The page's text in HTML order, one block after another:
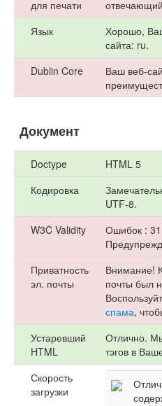
для печати
Язык
Хорошо,
сайта: ru.
Dublin Core
Ваш веб-
Документ
Doctype
HTML 5
Кодировка
UTF-8.
W3C Validity
Ошибок : 31
Приватность
эл. почты
Внимание!
почты был
спама,
Устаревший
HTML
Отлично.
тэгов в
Скорость
загрузки